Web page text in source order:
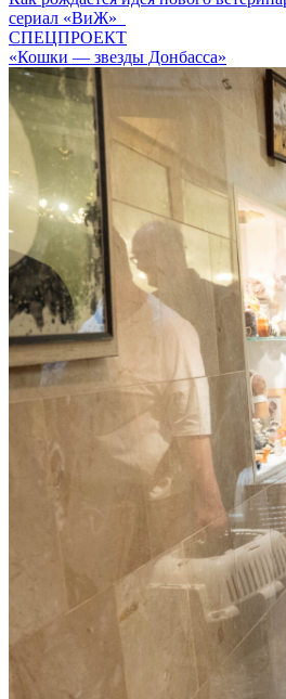
сериал «ВиЖ»
СПЕЦПРОЕКТ
«Кошки — звезды Донбасса»